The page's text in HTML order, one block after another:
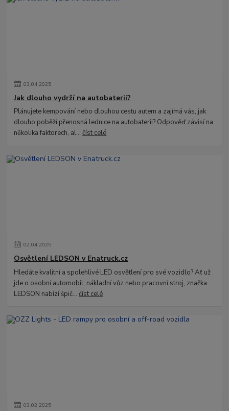
03.04.2025
Jak dlouho vydrží na autobaterii?
Plánujete kempování nebo dlouhou cestu autem a zajímá vás, jak
dlouho poběží přenosná lednice na autobaterii? Odpověď závisí na
několika faktorech, al...číst celé
02.04.2025
Osvětlení LEDSON v Enatruck.cz
Hledáte kvalitní a spolehlivé LED osvětlení pro své vozidlo? Ať už
jde o osobní automobil, nákladní vůz nebo pracovní stroj, značka
LEDSON nabízí špič...číst celé
03.02.2025